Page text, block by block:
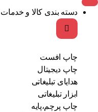
دسته بندی کالا و خدمات
چاپ افست
چاپ دیجیتال
هدایای تبلیغاتی
ابزار تبلیغاتی
چاپ پرچم،پایه